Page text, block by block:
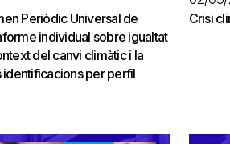
Periòdic Universal de
individual sobre igualtat
del canvi climàtic i la
identificacions per perfil
Crisi